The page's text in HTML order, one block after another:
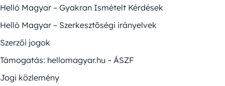
Helló Magyar – Gyakran Ismételt Kérdések
Helló Magyar – Szerkesztőségi irányelvek
Szerzői jogok
Támogatás: hellomagyar.hu – ÁSZF
Jogi közlemény